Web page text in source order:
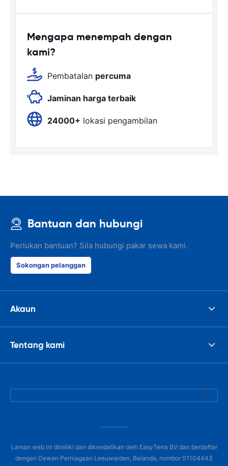
Mengapa menempah dengan
kami?
Pembatalan percuma
Jaminan harga terbaik
24000+ lokasi pengambilan
Bantuan dan hubungi
Perlukan bantuan? Sila hubungi pakar sewa kami.
Sokongan pelanggan
Akaun
Tentang kami
Laman web ini dimiliki dan dikendalikan oleh EasyTerra BV dan berdaftar
dengan Dewan Perniagaan Leeuwarden, Belanda, nombor 01104443